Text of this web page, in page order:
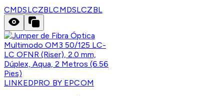
CMDSLCZBLCMDSLCZBL
LINKEDPRO BY EPCOM